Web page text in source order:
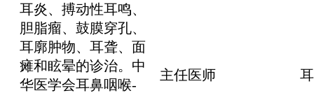
耳炎、搏动性耳鸣、
胆脂瘤、鼓膜穿孔、
耳廓肿物、耳聋、面
瘫和眩晕的诊治。中
华医学会耳鼻咽喉-
主任医师